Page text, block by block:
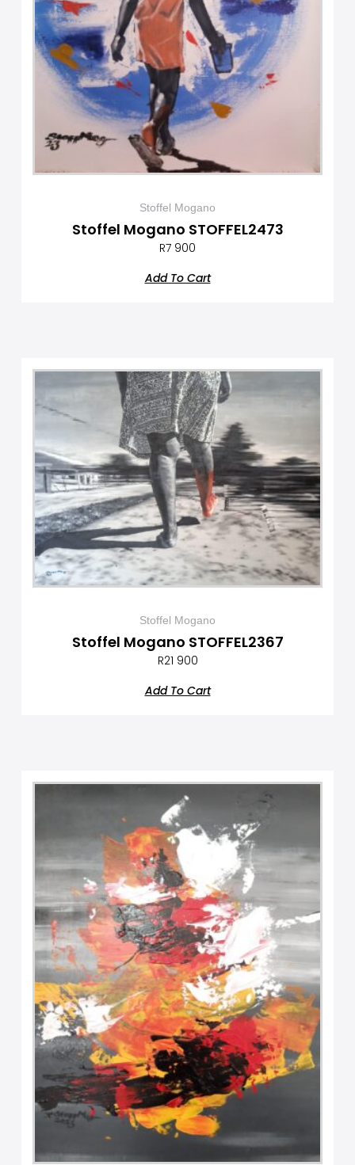
Stoffel Mogano
Stoffel Mogano STOFFEL2473
R7 900
Add To Cart
Stoffel Mogano
Stoffel Mogano STOFFEL2367
R21 900
Add To Cart